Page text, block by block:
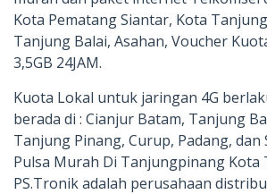
Kota Pematang Siantar, Kota
Tanjung Balai, Asahan, Voucher
3,5GB 24JAM.
Kuota Lokal untuk jaringan 4G
berada di : Cianjur Batam, Tanjung
Tanjung Pinang, Curup, Padang, dan
Pulsa Murah Di Tanjungpinang
PS.Tronik adalah perusahaan